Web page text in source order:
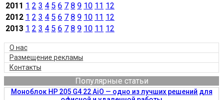
2011 1 2 3 4 5 6 7 8 9 10 11 12
2012 1 2 3 4 5 6 7 8 9 10 11 12
2013 1 2 3 4 5 6 7 8 9 10 11 12
О нас
Размещение рекламы
Контакты
Популярные статьи
Моноблок HP 205 G4 22 AiO — одно из лучших решений для